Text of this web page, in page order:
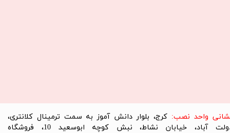
واحد نصب: کرج، بلوار دانش آموز به سمت ترمینال کلانتری،
دولت آباد، خیابان نشاط، نبش کوچه ابوسعید 10، فروشگاه